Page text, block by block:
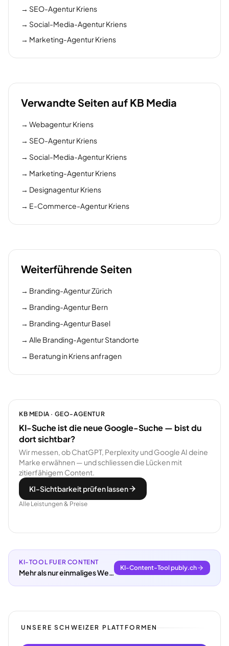
→ SEO-Agentur Kriens
→ Social-Media-Agentur Kriens
→ Marketing-Agentur Kriens
Verwandte Seiten auf KB Media
→ Webagentur Kriens
→ SEO-Agentur Kriens
→ Social-Media-Agentur Kriens
→ Marketing-Agentur Kriens
→ Designagentur Kriens
→ E-Commerce-Agentur Kriens
Weiterführende Seiten
→ Branding-Agentur Zürich
→ Branding-Agentur Bern
→ Branding-Agentur Basel
→ Alle Branding-Agentur Standorte
→ Beratung in Kriens anfragen
KB MEDIA · GEO-AGENTUR
KI-Suche ist die neue Google-Suche — bist du
dort sichtbar?
Wir messen, ob ChatGPT, Perplexity und Google AI deine
Marke erwähnen — und schliessen die Lücken mit
zitierfähigem Content.
KI-Sichtbarkeit prüfen lassen
Alle Leistungen & Preise
KI-TOOL FUER CONTENT
Mehr als nur einmaliges Webdesign.
KI-Content-Tool publy.ch
UNSERE SCHWEIZER PLATTFORMEN